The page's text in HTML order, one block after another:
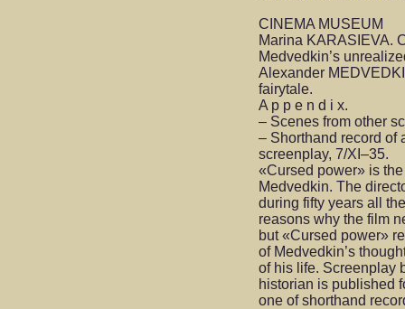
CINEMA MUSEUM
Marina KARASIEVA.
Medvedkin’s
Alexander
fairytale.
A p p e n d i x.
– Scenes from other
– Shorthand record of
screenplay, 7/XI–35.
«Cursed power» is
Medvedkin. The
during fifty years all
reasons why the film
but «Cursed power»
of Medvedkin’s
of his life. Screenplay
historian is published
one of shorthand